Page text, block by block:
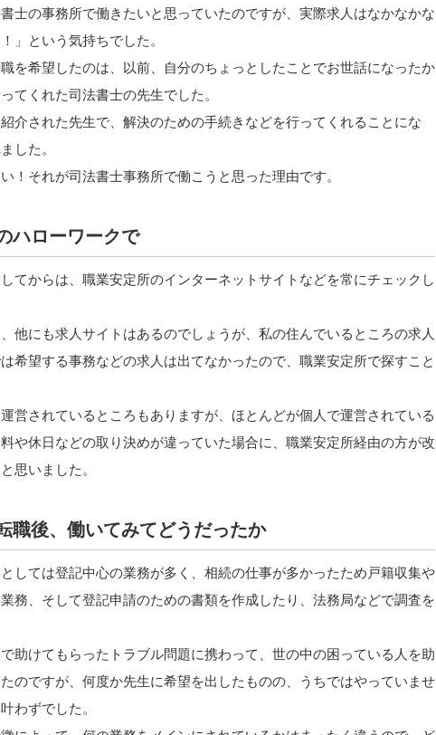
士の事務所で働きたいと思っていたのですが、実際求人はなかなかな
」という気持ちでした。
を希望したのは、以前、自分のちょっとしたことでお世話になったか
てくれた司法書士の先生でした。
介された先生で、解決のための手続きなどを行ってくれることにな
した。
！それが司法書士事務所で働こうと思った理由です。
ハローワークで
てからは、職業安定所のインターネットサイトなどを常にチェックし
他にも求人サイトはあるのでしょうが、私の住んでいるところの求人
希望する事務などの求人は出てなかったので、職業安定所で探すこと
営されているところもありますが、ほとんどが個人で運営されている
や休日などの取り決めが違っていた場合に、職業安定所経由の方が改
思いました。
職後、働いてみてどうだったか
しては登記中心の業務が多く、相続の仕事が多かったため戸籍収集や
務、そして登記申請のための書類を作成したり、法務局などで調査を
助けてもらったトラブル問題に携わって、世の中の困っている人を助
のですが、何度か先生に希望を出したものの、うちではやっていませ
わずでした。